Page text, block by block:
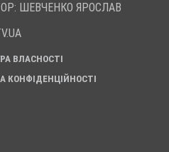
ШЕВЧЕНКО ЯРОСЛАВ
ВЛАСНОСТІ
КОНФІДЕНЦІЙНОСТІ